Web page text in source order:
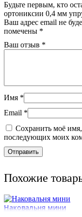
Будьте первым, кто
ортониксии 0,4 мм
Ваш адрес email не
помечены *
Ваш отзыв *
Имя *
Email *
Сохранить моё имя,
последующих моих
Похожие
Наковальня мини